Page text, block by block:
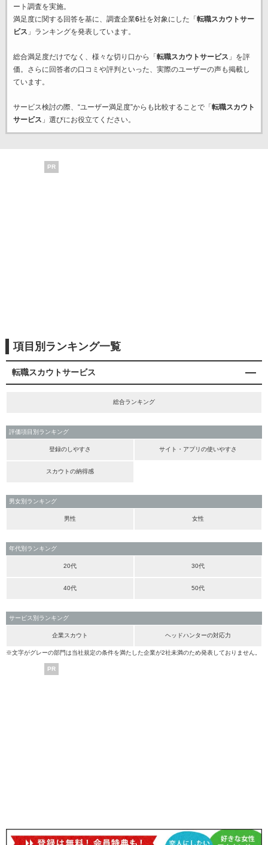
ート調査を実施。
満足度に関する回答を基に、調査企業6社を対象にした「 転職スカウトサー
ビス 」ランキングを発表しています。
総合満足度だけでなく、様々な切り口から「 転職スカウトサービス 」を評
価。さらに回答者の口コミや評判といった、実際のユーザーの声も掲載し
ています。
サービス検討の際、“ユーザー満足度”からも比較することで「 転職スカウト
サービス 」選びにお役立てください。
PR
項目別ランキング一覧
転職スカウトサービス
総合ランキング
評価項目別ランキング
登録のしやすさ サイト・アプリの使いやすさ
スカウトの納得感
男女別ランキング
男性 女性
年代別ランキング
20代 30代
40代 50代
サービス別ランキング
企業スカウト ヘッドハンターの対応力
※文字がグレーの部門は当社規定の条件を満たした企業が2社未満のため発表しておりません。
PR